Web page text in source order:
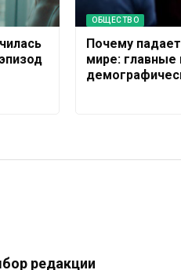
ОБЩЕСТВО
Почему
мире: главные
редакции